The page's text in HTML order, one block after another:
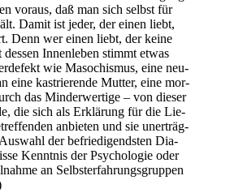
vor­aus, daß man sich selbst für
Damit ist jeder, der einen liebt,
Denn wer einen liebt, der kei­ne
Innen­le­ben stimmt etwas
wie Maso­chis­mus, eine neu­
eine kas­trie­ren­de Mut­ter, eine mor­
das Min­der­wer­ti­ge – von die­ser
die sich als Erklä­rung für die Lie­
anbie­ten und sie uner­träg­
der befrie­di­gends­ten Dia­
Kennt­nis der Psy­cho­lo­gie oder
an Selbst­er­fah­rungs­grup­pen